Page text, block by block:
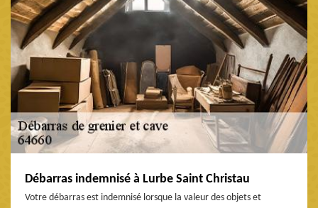
Débarras indemnisé à Lurbe Saint Christau
Votre débarras est indemnisé lorsque la valeur des objets et